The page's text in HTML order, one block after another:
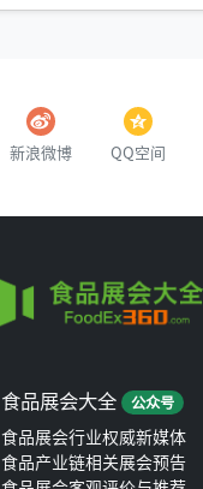
新浪微博 QQ空间
食品展会大全 公众号
食品展会行业权威新媒体
食品产业链相关展会预告